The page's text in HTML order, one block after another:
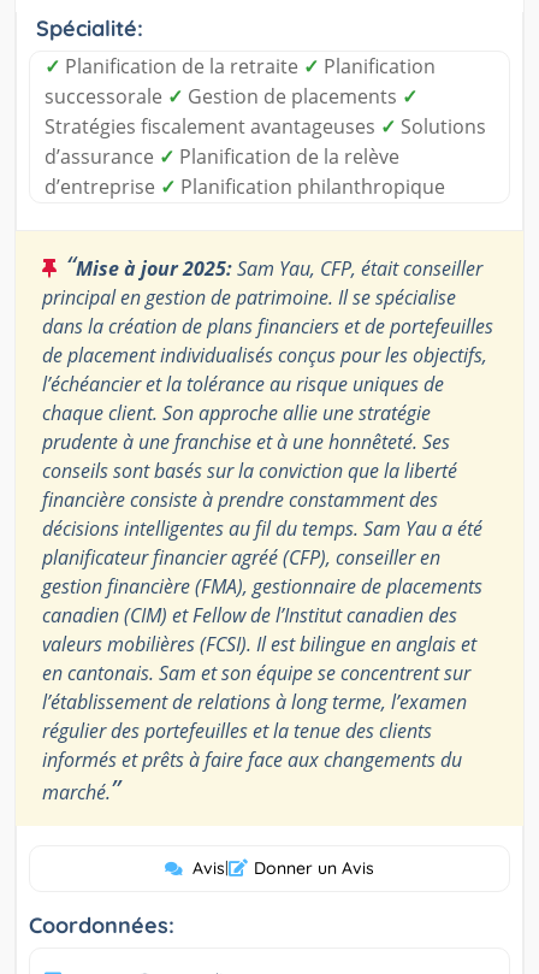
Spécialité:
✓ Planification de la retraite ✓ Planification
successorale ✓ Gestion de placements ✓
Stratégies fiscalement avantageuses ✓ Solutions
d’assurance ✓ Planification de la relève
d’entreprise ✓ Planification philanthropique
“Mise à jour 2025:Sam Yau, CFP, était conseiller
principal en gestion de patrimoine. Il se spécialise
dans la création de plans financiers et de portefeuilles
de placement individualisés conçus pour les objectifs,
l’échéancier et la tolérance au risque uniques de
chaque client. Son approche allie une stratégie
prudente à une franchise et à une honnêteté. Ses
conseils sont basés sur la conviction que la liberté
financière consiste à prendre constamment des
décisions intelligentes au fil du temps. Sam Yau a été
planificateur financier agréé (CFP), conseiller en
gestion financière (FMA), gestionnaire de placements
canadien (CIM) et Fellow de l’Institut canadien des
valeurs mobilières (FCSI). Il est bilingue en anglais et
en cantonais. Sam et son équipe se concentrent sur
l’établissement de relations à long terme, l’examen
régulier des portefeuilles et la tenue des clients
informés et prêts à faire face aux changements du
marché.”
Avis| Donner un Avis
Coordonnées: